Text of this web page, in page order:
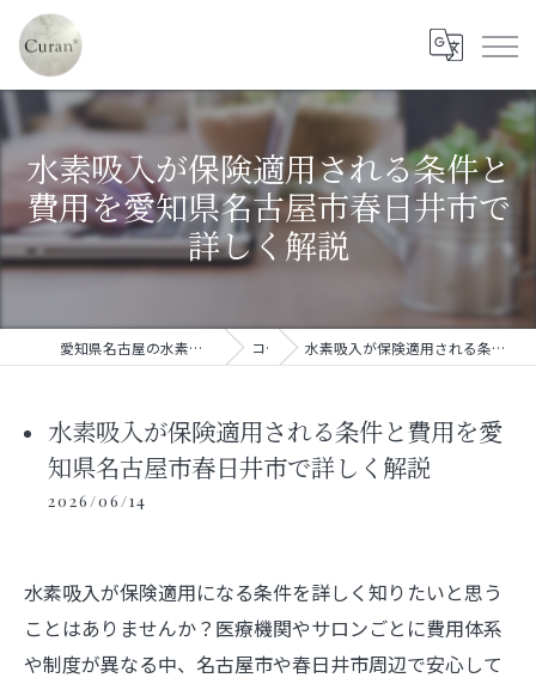
水素吸入が保険適用される条件と
費用を愛知県名古屋市春日井市で
詳しく解説
愛知県名古屋の水素吸入ならセルフ水素吸入サロン Curan* コラム 水素吸入が保険適用される条件と費用を愛知県名古屋市春日井市で詳しく解説
水素吸入が保険適用される条件と費用を愛
知県名古屋市春日井市で詳しく解説
2026/06/14
水素吸入が保険適用になる条件を詳しく知りたいと思う
ことはありませんか？医療機関やサロンごとに費用体系
や制度が異なる中、名古屋市や春日井市周辺で安心して